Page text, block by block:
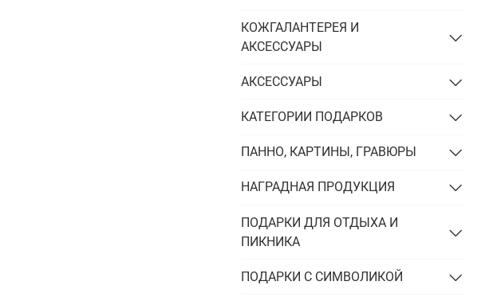
КОЖГАЛАНТЕРЕЯ И
АКСЕССУАРЫ
АКСЕССУАРЫ
КАТЕГОРИИ ПОДАРКОВ
ПАННО, КАРТИНЫ, ГРАВЮРЫ
НАГРАДНАЯ ПРОДУКЦИЯ
ПОДАРКИ ДЛЯ ОТДЫХА И
ПИКНИКА
ПОДАРКИ С СИМВОЛИКОЙ